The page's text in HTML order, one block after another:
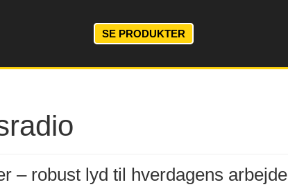
SE PRODUKTER
– robust lyd til hverdagens arbejde